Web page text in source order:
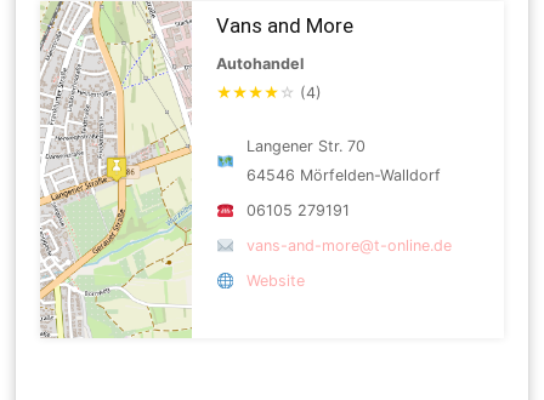
Vans and More
Autohandel
★★★★ ☆ (4)
Langener Str. 70
64546 Mörfelden-Walldorf
06105 279191
vans-and-more@t-online.de
Website